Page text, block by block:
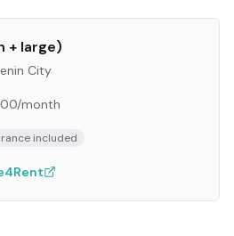
+ large)
City
/month
included